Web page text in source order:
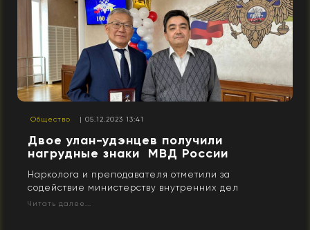
Общество | 05.12.2023 13:41
Двое улан-удэнцев получили
нагрудные знаки МВД России
Нарколога и преподавателя отметили за
содействие министерству внутренних дел
Читать далее...